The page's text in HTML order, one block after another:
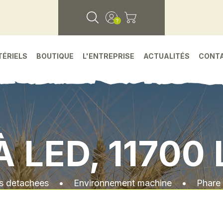
BOUTIQUE L'ENTREPRISE ACTUALITÉS
LED, 11700
detachees •Environnement machine•